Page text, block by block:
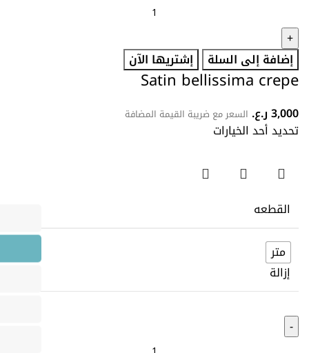
إضافة إلى السلة إشتريها الآن
Satin bellissima crepe
3,000ر.ع. السعر مع ضريبة القيمة المضافة
تحديد أحد الخيارات
القطعه
متر
إزالة